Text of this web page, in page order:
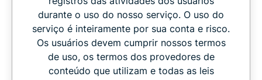
durante o uso do nosso serviço. O uso do
serviço é inteiramente por sua conta e risco.
Os usuários devem cumprir nossos termos
de uso, os termos dos provedores de
conteúdo que utilizam e todas as leis